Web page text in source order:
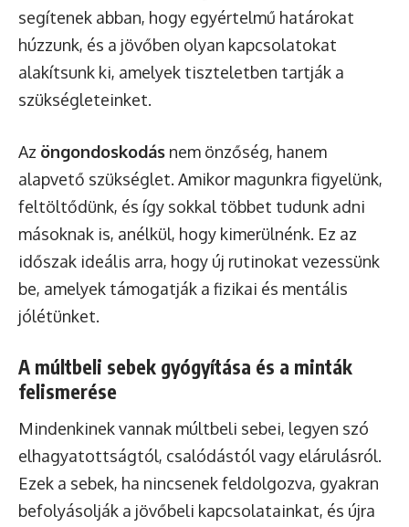
segítenek abban, hogy egyértelmű határokat
húzzunk, és a jövőben olyan kapcsolatokat
alakítsunk ki, amelyek tiszteletben tartják a
szükségleteinket.
Az öngondoskodás nem önzőség, hanem
alapvető szükséglet. Amikor magunkra figyelünk,
feltöltődünk, és így sokkal többet tudunk adni
másoknak is, anélkül, hogy kimerülnénk. Ez az
időszak ideális arra, hogy új rutinokat vezessünk
be, amelyek támogatják a fizikai és mentális
jólétünket.
A múltbeli sebek gyógyítása és a minták
felismerése
Mindenkinek vannak múltbeli sebei, legyen szó
elhagyatottságtól, csalódástól vagy elárulásról.
Ezek a sebek, ha nincsenek feldolgozva, gyakran
befolyásolják a jövőbeli kapcsolatainkat, és újra